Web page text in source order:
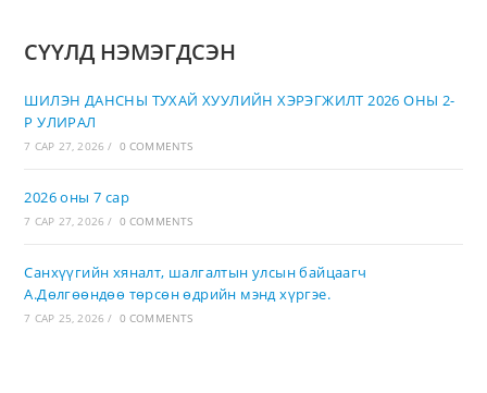
СҮҮЛД НЭМЭГДСЭН
ШИЛЭН ДАНСНЫ ТУХАЙ ХУУЛИЙН ХЭРЭГЖИЛТ 2026 ОНЫ 2-
Р УЛИРАЛ
7 САР 27, 2026 / 0 COMMENTS
2026 оны 7 сар
7 САР 27, 2026 / 0 COMMENTS
Санхүүгийн хяналт, шалгалтын улсын байцаагч
А.Дөлгөөндөө төрсөн өдрийн мэнд хүргэе.
7 САР 25, 2026 / 0 COMMENTS